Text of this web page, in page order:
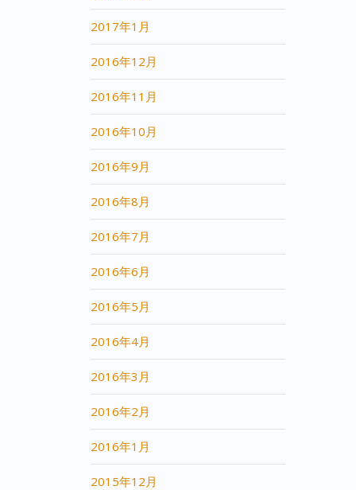
2017年1月
2016年12月
2016年11月
2016年10月
2016年9月
2016年8月
2016年7月
2016年6月
2016年5月
2016年4月
2016年3月
2016年2月
2016年1月
2015年12月